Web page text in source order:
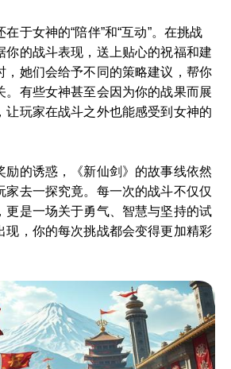
于女神的“陪伴”和“互动”。在挑战
你的战斗表现，送上贴心的祝福和建
，她们会给予不同的策略建议，帮你
。有些女神甚至会因为你的战果而展
让玩家在战斗之外也能感受到女神的
励的诱惑，《新仙剑》的故事线依然
家去一探究竟。每一次的战斗不仅仅
更是一场关于勇气、智慧与坚持的试
现，你的每次挑战都会变得更加精彩